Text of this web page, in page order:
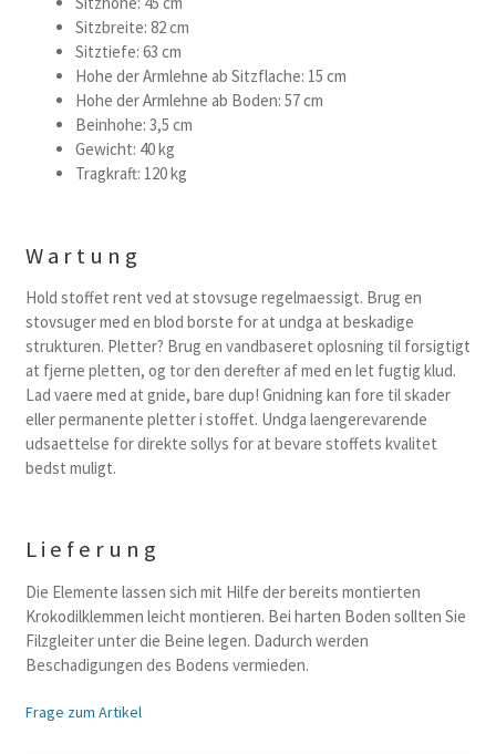
Sitzbreite: 82 cm
Sitztiefe: 63 cm
Hohe der Armlehne ab Sitzflache: 15 cm
Hohe der Armlehne ab Boden: 57 cm
Beinhohe: 3,5 cm
Gewicht: 40 kg
Tragkraft: 120 kg
Wartung
Hold stoffet rent ved at stovsuge regelmaessigt. Brug en
stovsuger med en blod borste for at undga at beskadige
strukturen. Pletter? Brug en vandbaseret oplosning til forsigtigt
at fjerne pletten, og tor den derefter af med en let fugtig klud.
Lad vaere med at gnide, bare dup! Gnidning kan fore til skader
eller permanente pletter i stoffet. Undga laengerevarende
udsaettelse for direkte sollys for at bevare stoffets kvalitet
bedst muligt.
Lieferung
Die Elemente lassen sich mit Hilfe der bereits montierten
Krokodilklemmen leicht montieren. Bei harten Boden sollten Sie
Filzgleiter unter die Beine legen. Dadurch werden
Beschadigungen des Bodens vermieden.
Frage zum Artikel